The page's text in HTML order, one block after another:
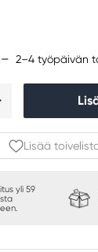
2–4 työpäivän
Lisää
yli 59